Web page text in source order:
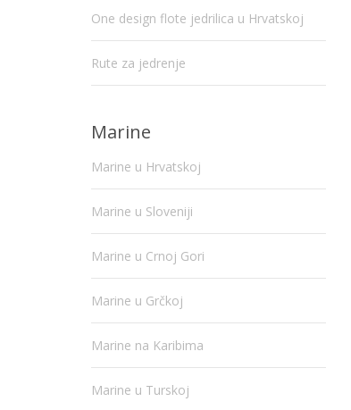
One design flote jedrilica u Hrvatskoj
Rute za jedrenje
Marine
Marine u Hrvatskoj
Marine u Sloveniji
Marine u Crnoj Gori
Marine u Grčkoj
Marine na Karibima
Marine u Turskoj